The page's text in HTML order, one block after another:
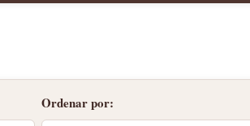
Ordenar por: